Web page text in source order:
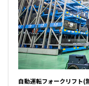
自動運転フォークリフト(